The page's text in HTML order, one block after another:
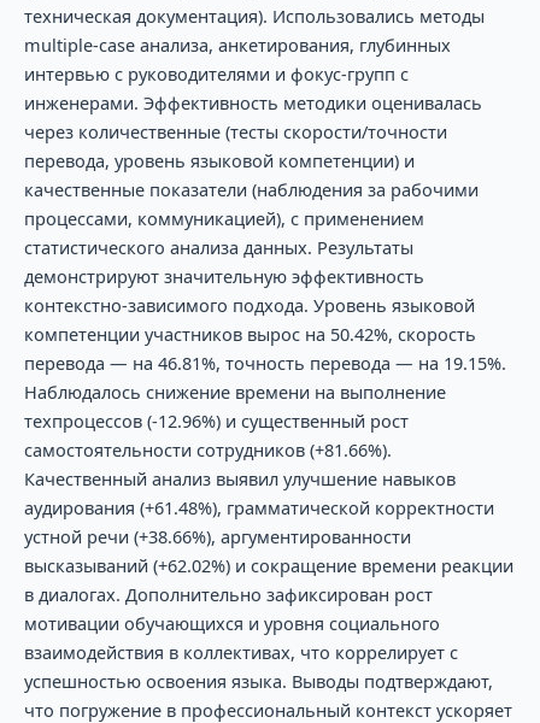
техническая документация). Использовались методы
multiple-case анализа, анкетирования, глубинных
интервью с руководителями и фокус-групп с
инженерами. Эффективность методики оценивалась
через количественные (тесты скорости/точности
перевода, уровень языковой компетенции) и
качественные показатели (наблюдения за рабочими
процессами, коммуникацией), с применением
статистического анализа данных. Результаты
демонстрируют значительную эффективность
контекстно-зависимого подхода. Уровень языковой
компетенции участников вырос на 50.42%, скорость
перевода — на 46.81%, точность перевода — на 19.15%.
Наблюдалось снижение времени на выполнение
техпроцессов (-12.96%) и существенный рост
самостоятельности сотрудников (+81.66%).
Качественный анализ выявил улучшение навыков
аудирования (+61.48%), грамматической корректности
устной речи (+38.66%), аргументированности
высказываний (+62.02%) и сокращение времени реакции
в диалогах. Дополнительно зафиксирован рост
мотивации обучающихся и уровня социального
взаимодействия в коллективах, что коррелирует с
успешностью освоения языка. Выводы подтверждают,
что погружение в профессиональный контекст ускоряет